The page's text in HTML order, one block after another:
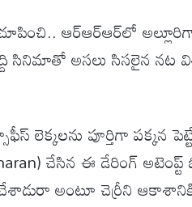
ఆర్‌ఆర్‌ఆర్‌లో
సినిమాతో అసలు సిసలైన నట
పూర్తిగా పక్కన
చేసిన ఈ డేరింగ్
అంటూ చెర్రీని